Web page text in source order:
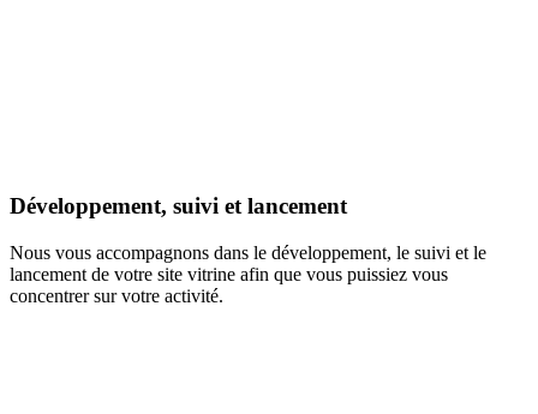
Développement, suivi et lancement
Nous vous accompagnons dans le développement, le suivi et le
lancement de votre site vitrine afin que vous puissiez vous
concentrer sur votre activité.